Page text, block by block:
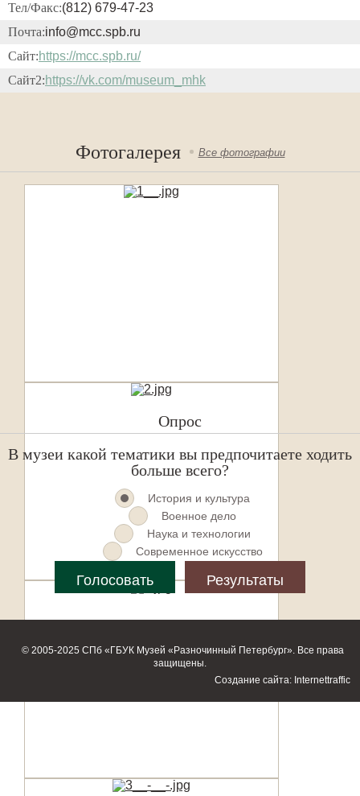
Тел/Факс:(812) 679-47-23
Почта:info@mcc.spb.ru
Сайт:https://mcc.spb.ru/
Сайт2:https://vk.com/museum_mhk
Фотогалерея Все фотографии
Опрос
В музеи какой тематики вы предпочитаете ходить
больше всего?
История и культура
Военное дело
Наука и технологии
Современное искусство
© 2005-2025 СПб «ГБУК Музей «Разночинный Петербург». Все права
защищены.
Создание сайта: Internettraffic